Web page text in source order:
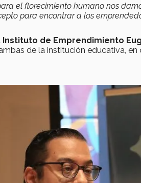
el florecimiento humano nos
para encontrar a los
Instituto de Emprendimiento
ambas de la institución educativa,